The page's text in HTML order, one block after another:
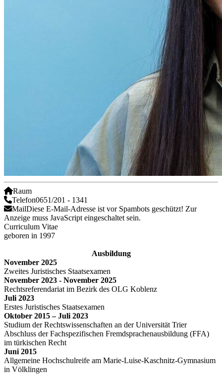
Raum
Telefon0651/201 - 1341
MailDiese E-Mail-Adresse ist vor Spambots geschützt! Zur
Anzeige muss JavaScript eingeschaltet sein.
Curriculum Vitae
geboren in 1997
Ausbildung
November 2025
Zweites Juristisches Staatsexamen
November 2023 - November 2025
Rechtsreferendariat im Bezirk des OLG Koblenz
Juli 2023
Erstes Juristisches Staatsexamen
Oktober 2015 – Juli 2023
Studium der Rechtswissenschaften an der Universität Trier
Abschluss der Fachspezifischen Fremdsprachenausbildung (FFA)
im türkischen Recht
Juni 2015
Allgemeine Hochschulreife am Marie-Luise-Kaschnitz-Gymnasium
in Völklingen